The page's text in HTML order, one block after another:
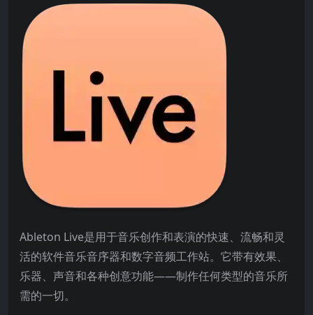
Ableton Live是用于音乐创作和表演的快速、流畅和灵
活的软件音乐音序器和数字音频工作站。它带有效果、
乐器、声音和各种创意功能——制作任何类型的音乐所
需的一切。